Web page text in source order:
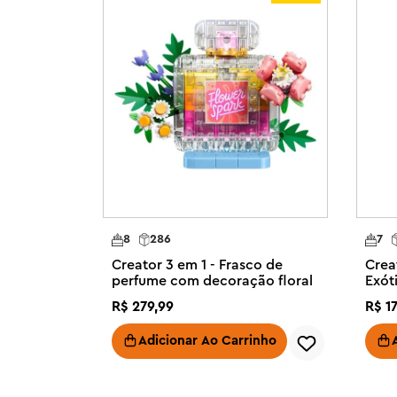
construir, reconstruir e construir novamente. Os
modelos que apelam às suas maiores paixões,
incríveis e cenas urbanas detalhadas.
3 modelos de praia, incluindo uma prancha de surf em
com mais de 8 anos constroem e reconstroem 3
mesmas peças com o instrumento de brinquedo
Infinitas possibilidades de brincadeira – As crianças
Repleto de recursos – O instrumento de brinquedo
ser fixada em um suporte de praia
com suportes para que as crianças possam exibir os
aventuras na praia terminarem
Presentes com tema de praia para crianças – Este
286
8
Creator 3 em 1 - Frasco de
perfume com decoração floral
R$ 279,99
Adicionar Ao Carrinho
7
R$